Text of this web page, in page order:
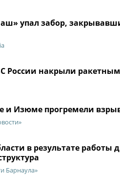
упал забор,
России накрыли
и Изюме прогремели
в результате работы
Барнаула»